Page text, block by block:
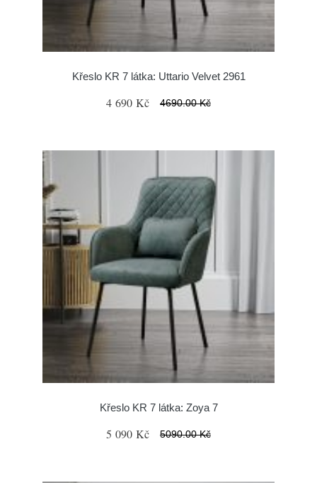
Křeslo KR 7 látka: Uttario Velvet 2961
4 690 Kč 4690.00 Kč
Křeslo KR 7 látka: Zoya 7
5 090 Kč 5090.00 Kč